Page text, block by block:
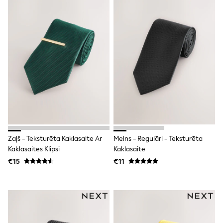
Dresses
Shorts
Skirts
Sandals & Sliders
Rash Vests
Sun Safe Swimwear
Sun Hats & Caps
All Footwear
New In
Slippers
Trainers
Wellies
Wide Fit
Shoes
Nighties
Socks & Tights
Zaļš - Teksturēta Kaklasaite Ar
Kaklasaites Klipsi
€15
Melns - Regulāri - Teksturēta
Kaklasaite
€11